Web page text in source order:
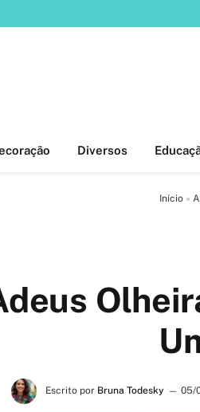
Diversos
Início»
Escrito por Bruna Todesky 05/